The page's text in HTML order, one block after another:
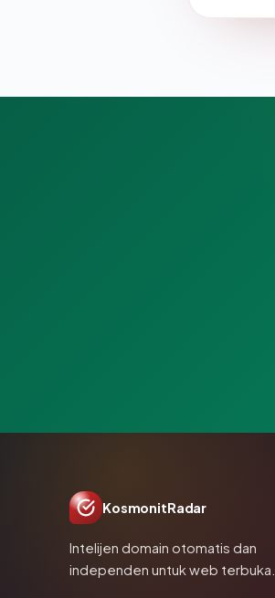
KosmonitRadar
Intelijen domain otomatis dan
independen untuk web terbuka.